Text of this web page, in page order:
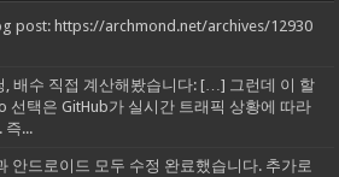
post: https://archmond.net/archives/12930
, 배수 직접 계산해봤습니다: […] 그런데 이 할
선택은 GitHub가 실시간 트래픽 상황에 따라
즉...
안드로이드 모두 수정 완료했습니다. 추가로